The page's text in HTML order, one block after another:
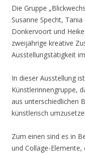
Die Gruppe
Susanne Specht,
Donkervoort und
zweijährige kreative
Ausstellungstätigkeit
In dieser Ausstellung
Künstlerinnengruppe,
aus unterschiedlichen
künstlerisch
Zum einen sind es in
und Collage-